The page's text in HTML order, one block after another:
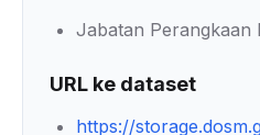
Jabatan Perangkaan
URL ke dataset
https://